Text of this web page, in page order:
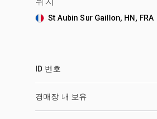
St Aubin Sur Gaillon, HN, FRA
ID 번호
경매장 내 보유